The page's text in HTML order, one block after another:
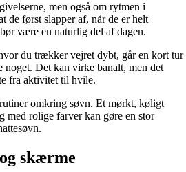
men også om rytmen i
de først slapper af, når de er helt
være en naturlig del af dagen.
du trækker vejret dybt, går en kort tur
noget. Det kan virke banalt, men det
fra aktivitet til hvile.
omkring søvn. Et mørkt, køligt
med rolige farver kan gøre en stor
skærme